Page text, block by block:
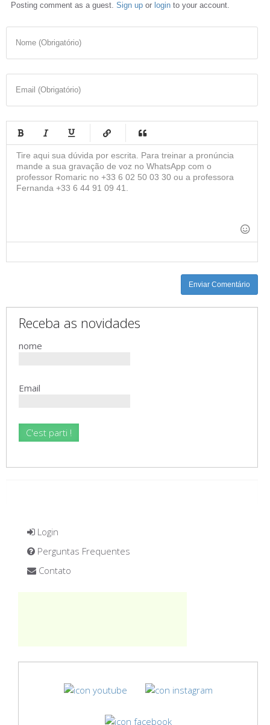
Posting comment as a guest. Sign up or login to your account.
Nome (Obrigatório)
Email (Obrigatório)
-
-
-
-
-
-
-
-
Enviar Comentário
Receba as novidades
nome
Email
Login
Perguntas Frequentes
Contato